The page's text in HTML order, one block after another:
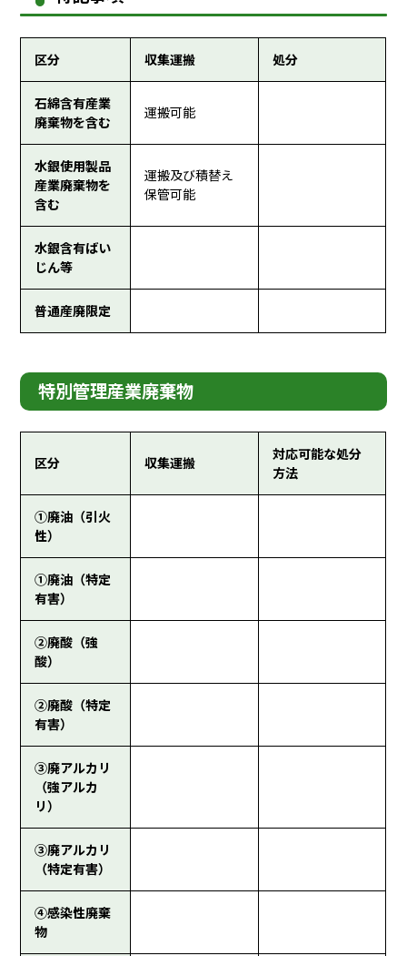
区分 収集運搬 処分
石綿含有産業
廃棄物を含む
運搬可能
水銀使用製品
産業廃棄物を
含む
運搬及び積替え
保管可能
水銀含有ばい
じん等
普通産廃限定
特別管理産業廃棄物
区分 収集運搬
対応可能な処分
方法
①廃油（引火
性）
①廃油（特定
有害）
②廃酸（強
酸）
②廃酸（特定
有害）
③廃アルカリ
（強アルカ
リ）
③廃アルカリ
（特定有害）
④感染性廃棄
物